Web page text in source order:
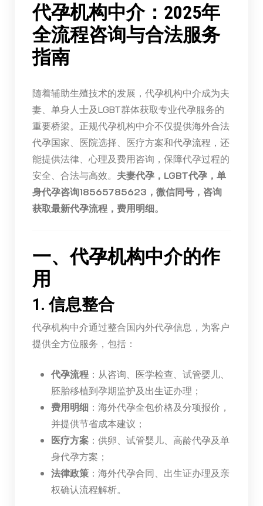
代孕机构中介：2025年
全流程咨询与合法服务
指南
随着辅助生殖技术的发展，代孕机构中介成为夫
妻、单身人士及LGBT群体获取专业代孕服务的
重要桥梁。正规代孕机构中介不仅提供海外合法
代孕国家、医院选择、医疗方案和代孕流程，还
能提供法律、心理及费用咨询，保障代孕过程的
安全、合法与高效。 夫妻代孕，LGBT代孕，单
身代孕咨询18565785623，微信同号，咨询
获取最新代孕流程，费用明细。
一、代孕机构中介的作
用
1. 信息整合
代孕机构中介通过整合国内外代孕信息，为客户
提供全方位服务，包括：
代孕流程：从咨询、医学检查、试管婴儿、
胚胎移植到孕期监护及出生证办理；
费用明细 ：海外代孕全包价格及分项报价，
并提供节省成本建议；
医疗方案：供卵、试管婴儿、高龄代孕及单
身代孕方案；
法律政策：海外代孕合同、出生证办理及亲
权确认流程解析。